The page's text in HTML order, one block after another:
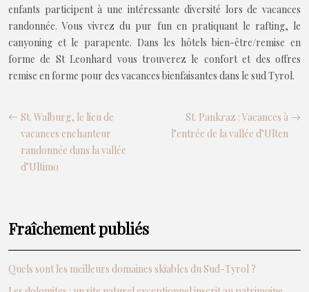
enfants participent à une intéressante diversité lors de vacances
randonnée. Vous vivrez du pur fun en pratiquant le rafting, le
canyoning et le parapente. Dans les hôtels bien-être/remise en
forme de St Leonhard vous trouverez le confort et des offres
remise en forme pour des vacances bienfaisantes dans le sud Tyrol.
St. Walburg, le lieu de
vacances enchanteur
randonnée dans la vallée
d’Ultimo
St. Pankraz : Vacances à
l’entrée de la vallée d’Ulten
Fraîchement publiés
Quels sont les meilleurs domaines skiables du Sud-Tyrol ?